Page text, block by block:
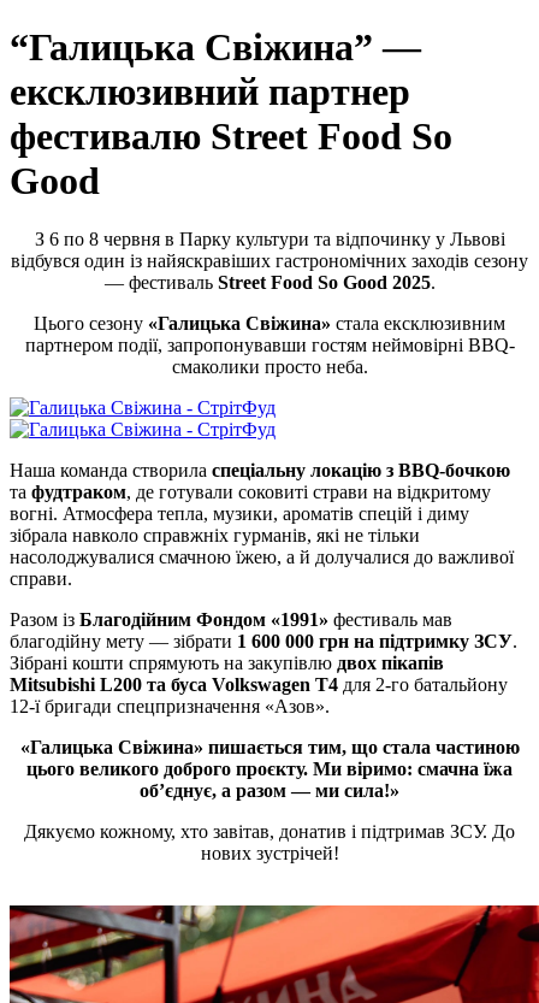
“Галицька Свіжина” —
ексклюзивний партнер
фестивалю Street Food So
Good
З 6 по 8 червня в Парку культури та відпочинку у Львові
відбувся один із найяскравіших гастрономічних заходів сезону
— фестиваль Street Food So Good 2025.
Цього сезону «Галицька Свіжина» стала ексклюзивним
партнером події, запропонувавши гостям неймовірні BBQ-
смаколики просто неба.
Наша команда створила спеціальну локацію з BBQ-бочкою
та фудтраком, де готували соковиті страви на відкритому
вогні. Атмосфера тепла, музики, ароматів спецій і диму
зібрала навколо справжніх гурманів, які не тільки
насолоджувалися смачною їжею, а й долучалися до важливої
справи.
Разом із Благодійним Фондом «1991» фестиваль мав
благодійну мету — зібрати 1 600 000 грн на підтримку ЗСУ.
Зібрані кошти спрямують на закупівлю двох пікапів
Mitsubishi L200 та буса Volkswagen T4 для 2-го батальйону
12-ї бригади спецпризначення «Азов».
«Галицька Свіжина» пишається тим, що стала частиною
цього великого доброго проєкту. Ми віримо: смачна їжа
об’єднує, а разом — ми сила!»
Дякуємо кожному, хто завітав, донатив і підтримав ЗСУ. До
нових зустрічей!